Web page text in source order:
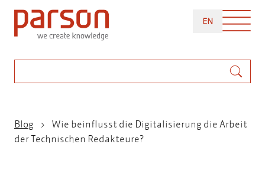
Direkt
zum
Inhalt
ENENGLISH
Pfadnavigation
Blog
Wie beinflusst die Digitalisierung die Arbeit
der Technischen Redakteure?